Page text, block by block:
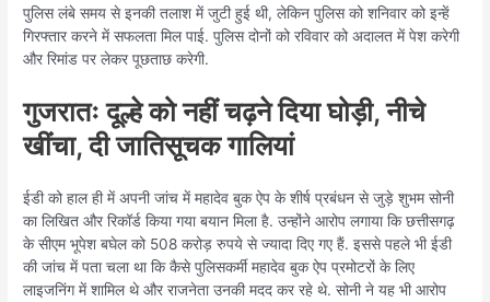
पुलिस लंबे समय से इनकी तलाश में जुटी हुई थी, लेकिन पुलिस को शनिवार को इन्हें
गिरफ्तार करने में सफलता मिल पाई. पुलिस दोनों को रविवार को अदालत में पेश करेगी
और रिमांड पर लेकर पूछताछ करेगी.
गुजरातः दूल्हे को नहीं चढ़ने दिया घोड़ी, नीचे
खींचा, दी जातिसूचक गालियां
ईडी को हाल ही में अपनी जांच में महादेव बुक ऐप के शीर्ष प्रबंधन से जुड़े शुभम सोनी
का लिखित और रिकॉर्ड किया गया बयान मिला है. उन्होंने आरोप लगाया कि छत्तीसगढ़
के सीएम भूपेश बघेल को 508 करोड़ रुपये से ज्यादा दिए गए हैं. इससे पहले भी ईडी
की जांच में पता चला था कि कैसे पुलिसकर्मी महादेव बुक ऐप प्रमोटरों के लिए
लाइजनिंग में शामिल थे और राजनेता उनकी मदद कर रहे थे. सोनी ने यह भी आरोप